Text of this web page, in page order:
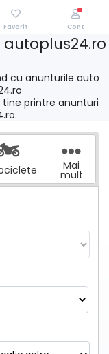
cu anunturile auto
printre anunturi
Mai
mult
Favorit Cont